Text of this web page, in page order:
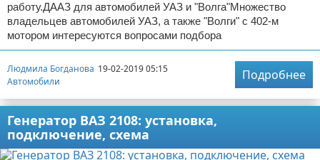
работу.ДААЗ для автомобилей УАЗ и "Волга"Множество
владельцев автомобилей УАЗ, а также "Волги" с 402-м
мотором интересуются вопросами подбора
Людмила Богданова 19-02-2019 05:15
Автомобили
Подробнее
Генератор ВАЗ 2108: установка,
подключение, схема